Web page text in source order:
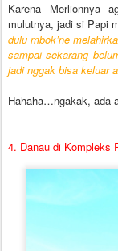
Karena Merlionnya
mulutnya, jadi si Papi
dulu mbok’ne
sampai sekarang
jadi nggak bisa keluar
Hahaha…ngakak,
4. Danau di Kompleks